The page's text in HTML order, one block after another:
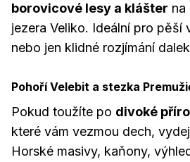
borovicové lesy a klášter na
jezera Veliko. Ideální pro pěší
nebo jen klidné rozjímání
Pohoří Velebit a stezka
Pokud toužíte po divoké
které vám vezmou dech,
Horské masivy, kaňony,